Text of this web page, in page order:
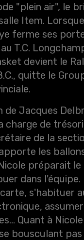
"plein air", le
Item.
ferme ses
T.C.
devient le
quitte le
de Jacques
charge de
de la
les
préparait
dans l'équipe.
s'habituer
Quant à
bousculant pas